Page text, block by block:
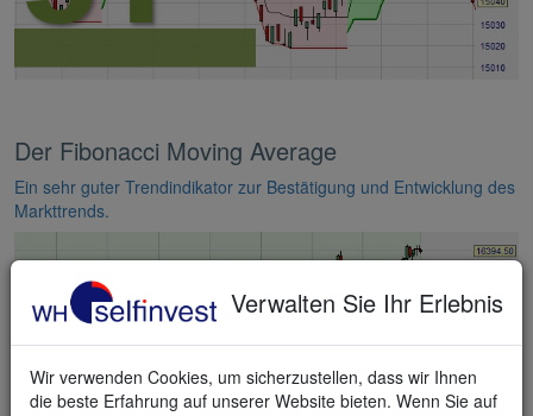
Der Fibonacci Moving Average
Ein sehr guter Trendindikator zur Bestätigung und Entwicklung des
Markttrends.
Verwalten Sie Ihr Erlebnis
Wir verwenden Cookies, um sicherzustellen, dass wir Ihnen
die beste Erfahrung auf unserer Website bieten. Wenn Sie auf